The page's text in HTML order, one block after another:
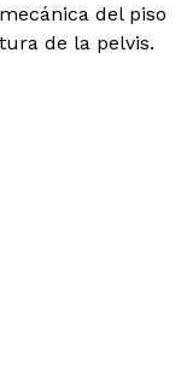
del piso
de la pelvis.